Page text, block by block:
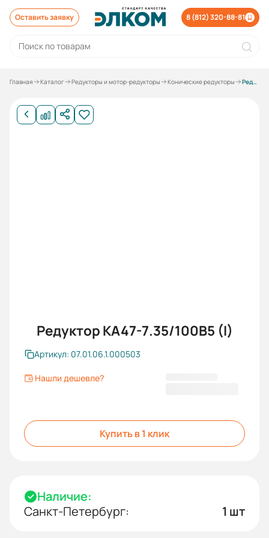
Оставить заявку 8 (812) 320-88-81
Главная Каталог Редукторы и мотор-редукторы Конические редукторы Редуктор KA47-7.35/100В5 (I)
Редуктор KA47-7.35/100В5 (I)
Артикул: 07.01.06.1.000503
Нашли дешевле?
Купить в 1 клик
Наличие:
Санкт-Петербург:
1 шт